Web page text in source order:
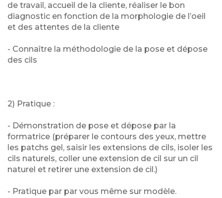
de travail, accueil de la cliente, réaliser le bon
diagnostic en fonction de la morphologie de l’oeil
et des attentes de la cliente
- Connaître la méthodologie de la pose et dépose
des cils
2) Pratique :
- Démonstration de pose et dépose par la
formatrice (préparer le contours des yeux, mettre
les patchs gel, saisir les extensions de cils, isoler les
cils naturels, coller une extension de cil sur un cil
naturel et retirer une extension de cil.)
- Pratique par par vous même sur modèle.